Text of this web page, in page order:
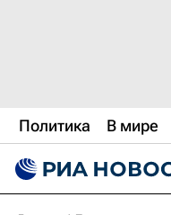
Политика В мире